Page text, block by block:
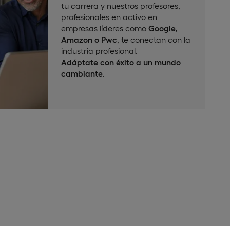
tu carrera y nuestros profesores,
profesionales en activo en
empresas líderes como Google,
Amazon o Pwc , te conectan con la
industria profesional.
Adáptate con éxito a un mundo
cambiante.